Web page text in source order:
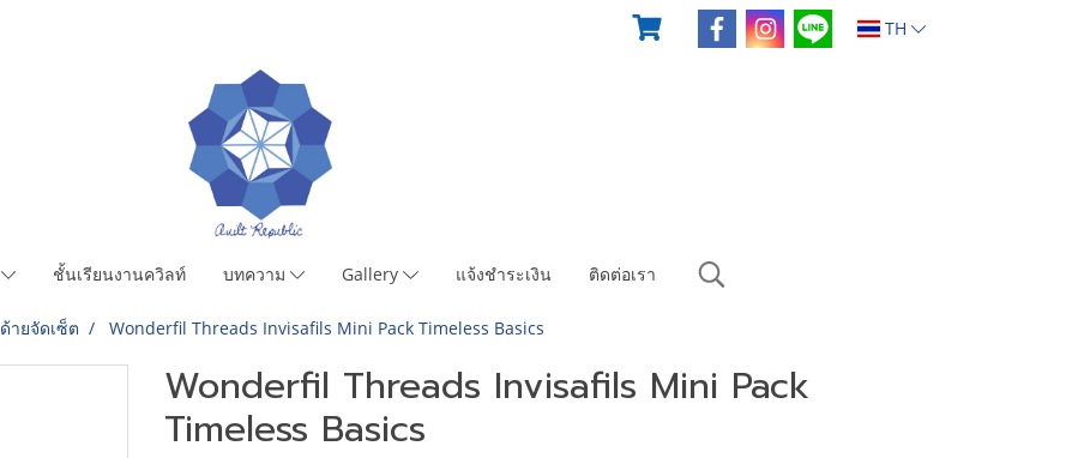
TH
ชั้นเรียนงานควิลท์ บทความ Gallery แจ้งชำระเงิน ติดต่อเรา
ด้ายจัดเซ็ต Wonderfil Threads Invisafils Mini Pack Timeless Basics
Wonderfil Threads Invisafils Mini Pack
Timeless Basics